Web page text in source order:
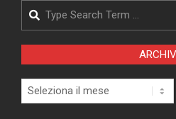
Search
Archivi